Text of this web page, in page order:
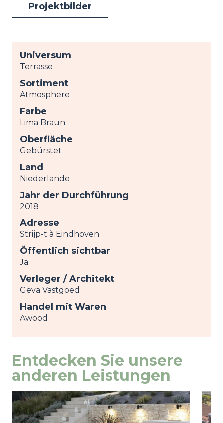
Projektbilder
Universum
Terrasse
Sortiment
Atmosphere
Farbe
Lima Braun
Oberfläche
Gebürstet
Land
Niederlande
Jahr der Durchführung
2018
Adresse
Strijp-t à Eindhoven
Öffentlich sichtbar
Ja
Verleger / Architekt
Geva Vastgoed
Handel mit Waren
Awood
Entdecken Sie unsere
anderen Leistungen
Image
Ansicht